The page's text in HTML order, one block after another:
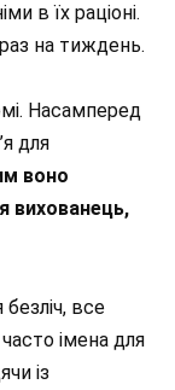
в їх раціоні.
на тиждень.
Насамперед
для
воно
вихованець,
все
імена для
із